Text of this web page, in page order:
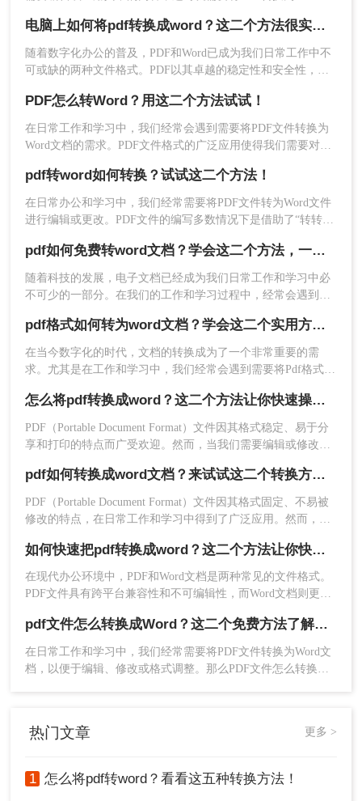
3、然后只需对比PDF转Word后的文档效果即可。
。
以上就是今天给大家分享的pdf转word如何保留格式
方法，希望能帮助到大家在进行PDF转Word时能够
保留格式。使用正确的工具和方法，我们可以高效
地转换PDF文件，节省时间和精力，提高工作效
率。
致我们需要花费大量时间来重新编辑和调整。那么pdf转word如
何保留格式呢？在本文中，将向大家介绍实现保留PDF转Word
的格式。
电脑上如何将pdf转换成word？这二个方法很实用！
随着数字化办公的普及，PDF和Word已成为我们日常工作中不
可或缺的两种文件格式。PDF以其卓越的稳定性和安全性，确
其强大的编辑和排版功能，赢得了众多用户的青睐。然而，有
时我们需要将PDF文件转换为Word格式，以便进行更深入的编
辑和修改。那么，电脑上如何将pdf转换成word呢？下面，我们
将为您介绍几种实用的方法。
PDF怎么转Word？用这二个方法试试！
在日常工作和学习中，我们经常会遇到需要将PDF文件转换为
Word文档的需求。PDF文件格式的广泛应用使得我们需要对其
编辑的Word文档则是解决这一问题的有效途径。本文将介绍
PDF怎么转Word的几种方法，以及一些实用的技巧和注意事
项，帮助您轻松应对各种转换需求。
pdf转word如何转换？试试这二个方法！
在日常办公和学习中，我们经常需要将PDF文件转为Word文件
进行编辑或更改。PDF文件的编写多数情况下是借助了“转转大
换的操作方法，一起来看看吧！
pdf如何免费转word文档？学会这二个方法，一分钟就可轻松解决！
随着科技的发展，电子文档已经成为我们日常工作和学习中必
不可少的一部分。在我们的工作和学习过程中，经常会遇到需
免费的方法将PDF转换为Word文档呢？本文将为大家介绍一些
免费而且高质量的PDF转Word工具。
pdf格式如何转为word文档？学会这二个实用方法，轻松实现转换！
在当今数字化的时代，文档的转换成为了一个非常重要的需
求。尤其是在工作和学习中，我们经常会遇到需要将Pdf格式的
式，它们分别具有各自的特点和用途。
怎么将pdf转换成word？这二个方法让你快速操作!！
PDF（Portable Document Format）文件因其格式稳定、易于分
享和打印的特点而广受欢迎。然而，当我们需要编辑或修改其
这时，将PDF转换成Word文档（如.docx或.doc格式）就显得尤
为重要。那么怎么将pdf转换成word呢？下面，我将详细介绍二
种将PDF转换成Word的方法。
pdf如何转换成word文档？来试试这二个转换方法！
PDF（Portable Document Format）文件因其格式固定、不易被
修改的特点，在日常工作和学习中得到了广泛应用。然而，在
编辑和修改。那么pdf如何转换成word文档呢？本文将介绍两种
将PDF转换成Word文档的方法。
如何快速把pdf转换成word？这二个方法让你快速操作！
在现代办公环境中，PDF和Word文档是两种常见的文件格式。
PDF文件具有跨平台兼容性和不可编辑性，而Word文档则更易
常普遍。本文将介绍如何快速把pdf转换成word，帮助大家提高
工作效率。
pdf文件怎么转换成Word？这二个免费方法了解一下~
在日常工作和学习中，我们经常需要将PDF文件转换为Word文
档，以便于编辑、修改或格式调整。那么PDF文件怎么转换成
热门文章 更多 >
1 怎么将pdf转word？看看这五种转换方法！